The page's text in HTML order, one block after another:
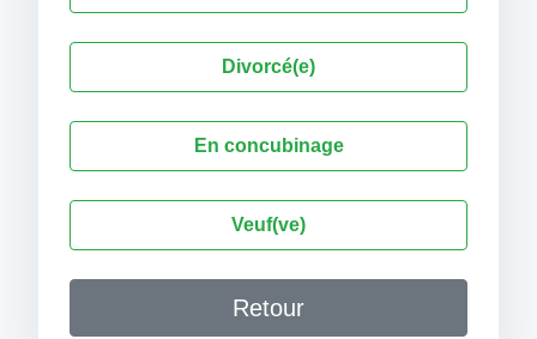
Divorcé(e)
En concubinage
Veuf(ve)
Retour